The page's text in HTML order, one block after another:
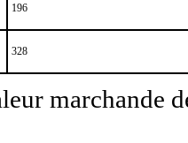
196
328
marchande